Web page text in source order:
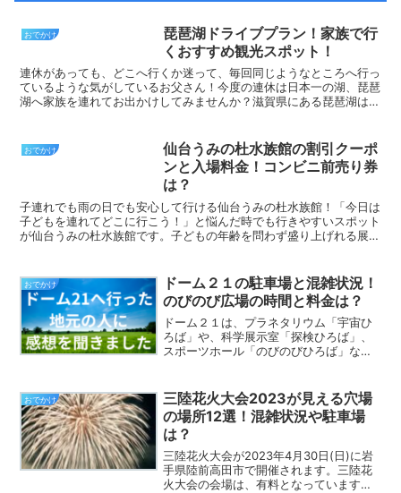
おでかけ
琵琶湖ドライブプラン！家族で行
くおすすめ観光スポット！
連休があっても、どこへ行くか迷って、毎回同じようなところへ行っ
ているような気がしているお父さん！今度の連休は日本一の湖、琵琶
湖へ家族を連れてお出かけしてみませんか？滋賀県にある琵琶湖はド
おでかけ
仙台うみの杜水族館の割引クーポ
ンと入場料金！コンビニ前売り券
は？
子連れでも雨の日でも安心して行ける仙台うみの杜水族館！「今日は
子どもを連れてどこに行こう！」と悩んだ時でも行きやすいスポット
が仙台うみの杜水族館です。子どもの年齢を問わず盛り上げれる展示
おでかけ
ドーム２１の駐車場と混雑状況！
のびのび広場の時間と料金は？
ドーム２１は、プラネタリウム「宇宙ひ
ろば」や、科学展示室「探検ひろば」、
スポーツホール「のびのびひろば」など
や暑い日や寒い日などでも子供連れ遊べ
る人気のスポットです。...
おでかけ
三陸花火大会2023が見える穴場
の場所12選！混雑状況や駐車場
は？
三陸花火大会が2023年4月30日(日)に岩
手県陸前高田市で開催されます。三陸花
火大会の会場は、有料となっています。